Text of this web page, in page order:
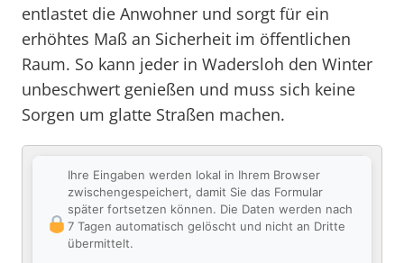
entlastet die Anwohner und sorgt für ein
erhöhtes Maß an Sicherheit im öffentlichen
Raum. So kann jeder in Wadersloh den Winter
unbeschwert genießen und muss sich keine
Sorgen um glatte Straßen machen.
Ihre Eingaben werden lokal in Ihrem Browser
zwischengespeichert, damit Sie das Formular
später fortsetzen können. Die Daten werden nach
7 Tagen automatisch gelöscht und nicht an Dritte
übermittelt.